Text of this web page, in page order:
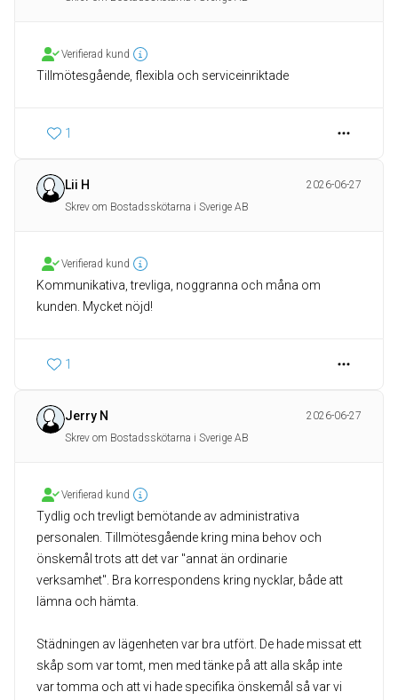
Verifierad kund
Tillmötesgående, flexibla och serviceinriktade
1
Lii H
2026-06-27
Skrev om Bostadsskötarna i Sverige AB
Verifierad kund
Kommunikativa, trevliga, noggranna och måna om
kunden. Mycket nöjd!
1
Jerry N
2026-06-27
Skrev om Bostadsskötarna i Sverige AB
Verifierad kund
Tydlig och trevligt bemötande av administrativa
personalen. Tillmötesgående kring mina behov och
önskemål trots att det var "annat än ordinarie
verksamhet". Bra korrespondens kring nycklar, både att
lämna och hämta.
Städningen av lägenheten var bra utfört. De hade missat ett
skåp som var tomt, men med tänke på att alla skåp inte
var tomma och att vi hade specifika önskemål så var vi